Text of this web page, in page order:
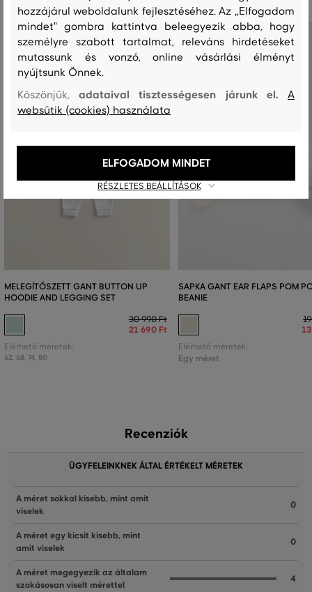
MELEGÍTŐSZETT GANT BUTTON UP
HOODIE AND LEGGING SET
30 990 Ft
21 690 Ft
Elérhető méretek:
62, 68, 74, 80
SAPKA GANT EAR FLAPS POM
BEANIE
Elérhető méretek:
Egy méret
Recenziók
ÜGYFELEINKNEK ÁLTAL ÉRTÉKELT MÉRETEK
A méret sokkal kisebb, mint amit
viselek
0
A méret egy kicsit kisebb, mint
amit viselek
0
A méret megegyezik az általam
szokásosan viselt mérettel
4
hozzájárul weboldalunk fejlesztéséhez. Az „Elfogadom
mindet" gombra kattintva beleegyezik abba, hogy
személyre szabott tartalmat, releváns hirdetéseket
mutassunk és vonzó, online vásárlási élményt
nyújtsunk Önnek.
Köszönjük,adataival tisztességesen járunk el.A
websütik (cookies) használata
RÉSZLETES BEÁLLÍTÁSOK
ELFOGADOM MINDET